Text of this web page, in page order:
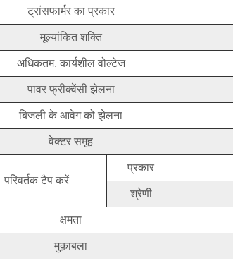
ट्रांसफार्मर का प्रकार
मूल्यांकित शक्ति
अधिकतम. कार्यशील वोल्टेज
पावर फ्रीक्वेंसी झेलना
बिजली के आवेग को झेलना
वेक्टर समूह
परिवर्तक टैप करें
प्रकार
श्रेणी
क्षमता
मुक़ाबला